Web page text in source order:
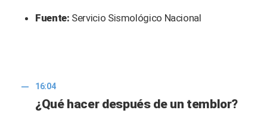
Fuente: Servicio Sismológico Nacional
16:04
¿Qué hacer después de un temblor?